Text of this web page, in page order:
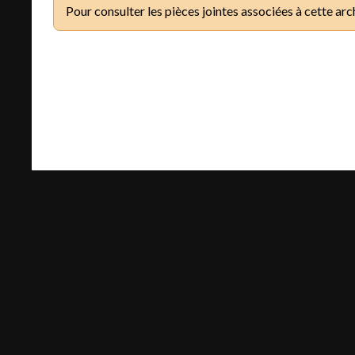
Pour consulter les pièces jointes associées à cette